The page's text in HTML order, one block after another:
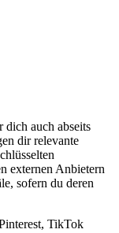
auch abseits
dir relevante
externen Anbietern
sofern du deren
TikTok